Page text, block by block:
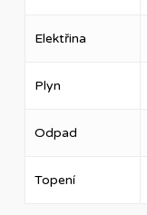
Elektřina
Plyn
Odpad
Topení